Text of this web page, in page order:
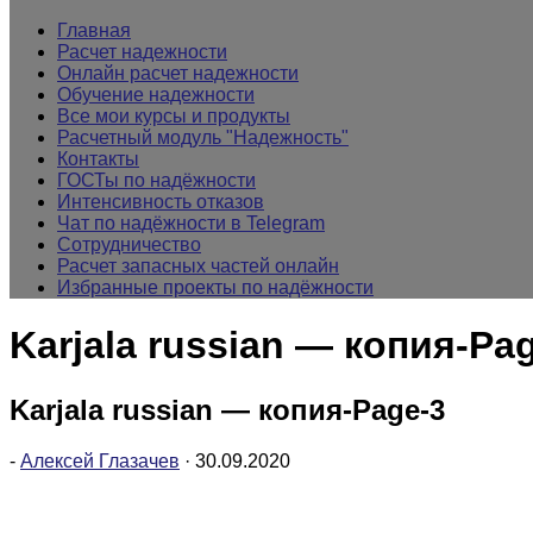
Главная
Расчет надежности
Онлайн расчет надежности
Обучение надежности
Все мои курсы и продукты
Расчетный модуль "Надежность"
Контакты
ГОСТы по надёжности
Интенсивность отказов
Чат по надёжности в Telegram
Сотрудничество
Расчет запасных частей онлайн
Избранные проекты по надёжности
Karjala russian — копия-
Karjala russian — копия-Page-3
- Алексей Глазачев · 30.09.2020